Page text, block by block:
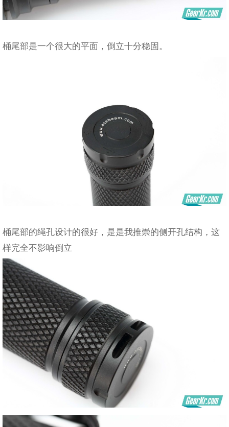
桶尾部是一个很大的平面，倒立十分稳固。
桶尾部的绳孔设计的很好，是是我推崇的侧开孔结构，这
样完全不影响倒立